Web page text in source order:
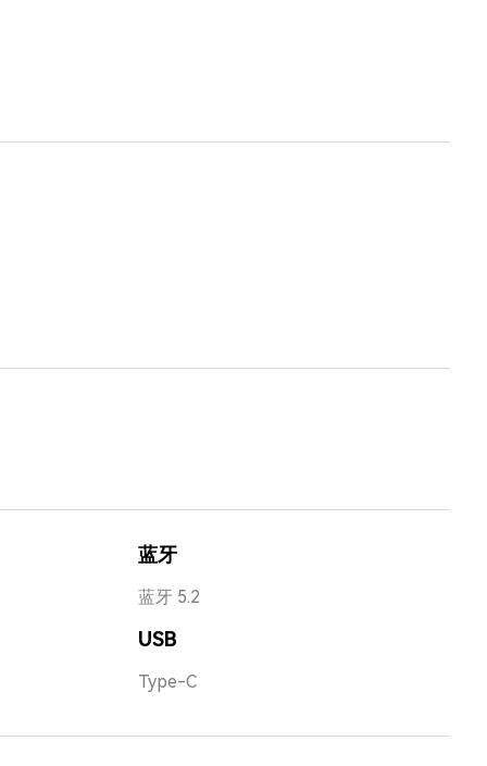
蓝牙
蓝牙 5.2
USB
Type-C